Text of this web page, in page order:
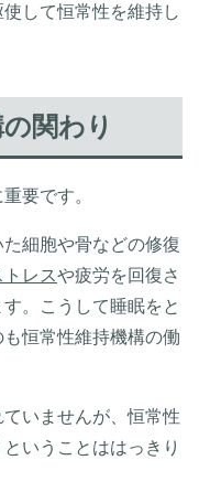
して恒常性を維持し
関わり
要です。
細胞や骨などの修復
トレスや疲労を回復さ
。こうして睡眠をと
恒常性維持機構の働
いませんが、恒常性
いうことははっきり